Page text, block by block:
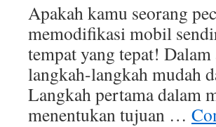
Apakah kamu seorang
memodifikasi mobil
tempat yang tepat!
langkah-langkah mudah
Langkah pertama dalam
menentukan tujuan …